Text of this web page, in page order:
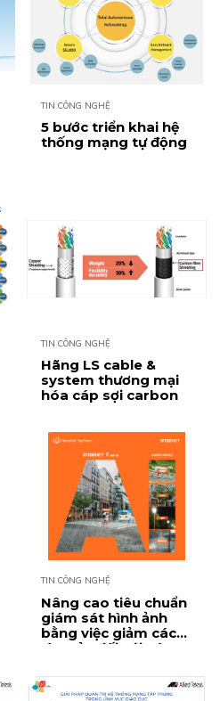
TIN CÔNG NGHỆ
5 bước triển khai hệ
thống mạng tự động
TIN CÔNG NGHỆ
Hãng LS cable &
system thương mại
hóa cáp sợi carbon
TIN CÔNG NGHỆ
Nâng cao tiêu chuẩn
giám sát hình ảnh
bằng việc giảm các
rào cản đối với các